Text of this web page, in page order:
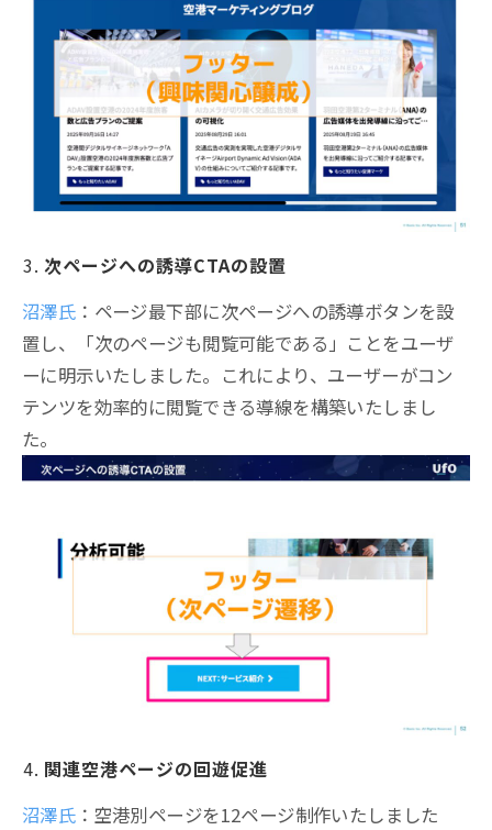
次ページへの誘導CTAの設置
沼澤氏 ：ページ最下部に次ページへの誘導ボタンを設
置し、「次のページも閲覧可能である」ことをユーザ
ーに明示いたしました。これにより、ユーザーがコン
テンツを効率的に閲覧できる導線を構築いたしまし
た。
関連空港ページの回遊促進
沼澤氏 ：空港別ページを12ページ制作いたしました